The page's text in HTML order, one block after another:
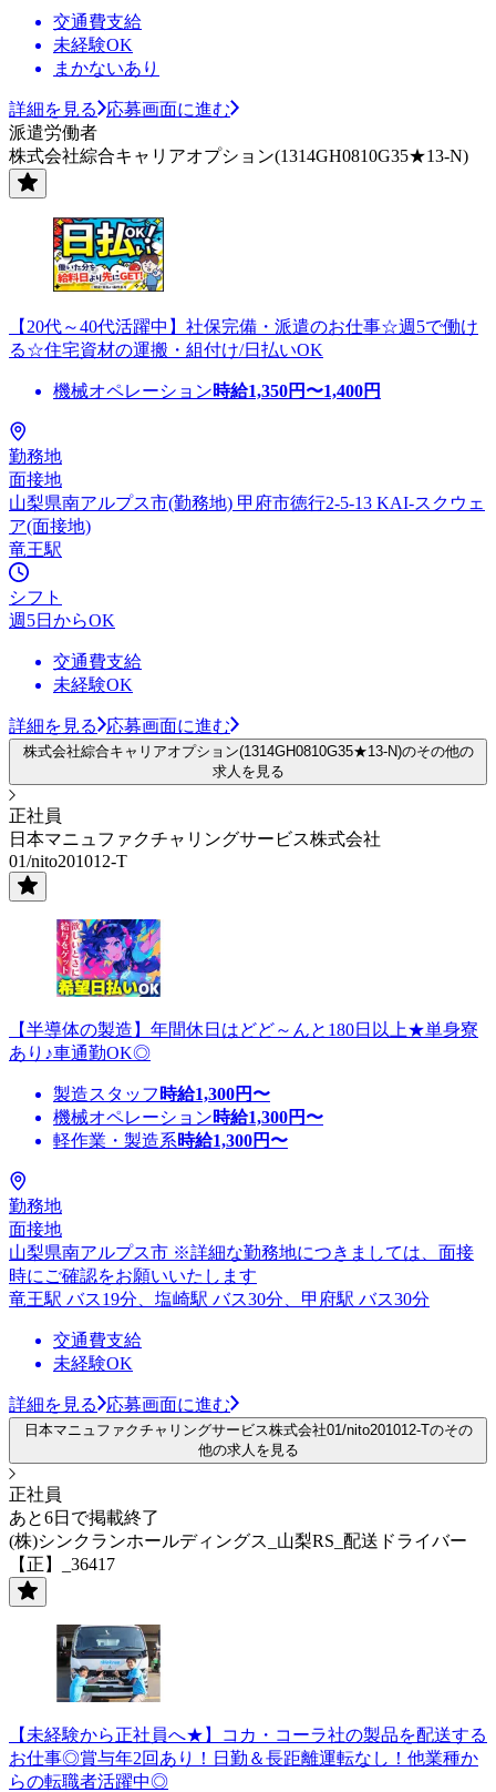
交通費支給
未経験OK
まかないあり
詳細を見る
応募画面に進む
派遣労働者
株式会社綜合キャリアオプション(1314GH0810G35★13-N)
【20代～40代活躍中】社保完備・派遣のお仕事☆週5で働け
る☆住宅資材の運搬・組付け/日払いOK
機械オペレーション時給1,350円〜1,400円
勤務地
面接地
山梨県南アルプス市(勤務地) 甲府市徳行2-5-13 KAI-スクウェ
ア(面接地)
竜王駅
シフト
週5日からOK
交通費支給
未経験OK
詳細を見る 応募画面に進む
株式会社綜合キャリアオプション(1314GH0810G35★13-N)のその他の
求人を見る
正社員
日本マニュファクチャリングサービス株式会社
01/nito201012-T
【半導体の製造】年間休日はどど～んと180日以上★単身寮
あり♪車通勤OK◎
製造スタッフ 時給1,300円〜
機械オペレーション時給1,300円〜
軽作業・製造系時給1,300円〜
勤務地
面接地
山梨県南アルプス市 ※詳細な勤務地につきましては、面接
時にご確認をお願いいたします
竜王駅 バス19分、塩崎駅 バス30分、甲府駅 バス30分
交通費支給
未経験OK
詳細を見る 応募画面に進む
日本マニュファクチャリングサービス株式会社01/nito201012-Tのその
他の求人を見る
正社員
あと6日で掲載終了
(株)シンクランホールディングス_山梨RS_配送ドライバー
【正】_36417
【未経験から正社員へ★】コカ・コーラ社の製品を配送する
お仕事◎賞与年2回あり！日勤＆長距離運転なし！他業種か
らの転職者活躍中◎